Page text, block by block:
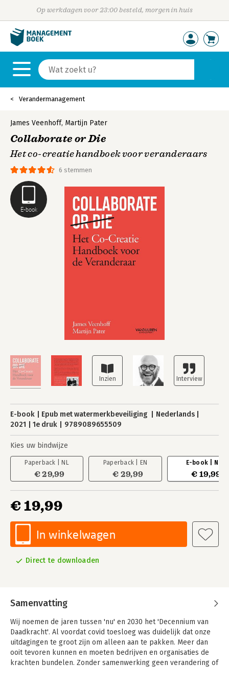
Op werkdagen voor 23:00 besteld, morgen in huis
Verandermanagement
E-book
6 stemmen
James Veenhoff, Martijn Pater
Collaborate or Die
Het co-creatie handboek voor veranderaars
E-book Epub met watermerkbeveiliging
Nederlands
2021
1e druk 9789089655509
Kies uw bindwijze
Paperback | NL
€ 29,99
Paperback | EN
€ 29,99
E-book | NL
€ 19,99
€ 19,99
In winkelwagen
Direct te downloaden
Samenvatting
Wij noemen de jaren tussen 'nu' en 2030 het 'Decennium van
Daadkracht'. Al voordat covid toesloeg was duidelijk dat onze
uitdagingen te groot zijn om alleen aan te pakken. Meer dan
ooit tevoren kunnen en moeten bedrijven en organisaties de
krachten bundelen. Zonder samenwerking geen verandering of